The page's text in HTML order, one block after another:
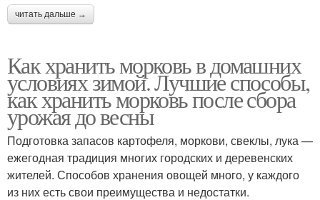
читать дальше →
Как хранить морковь в домашних
условиях зимой. Лучшие способы,
как хранить морковь после сбора
урожая до весны
Подготовка запасов картофеля, моркови, свеклы, лука —
ежегодная традиция многих городских и деревенских
жителей. Способов хранения овощей много, у каждого
из них есть свои преимущества и недостатки.